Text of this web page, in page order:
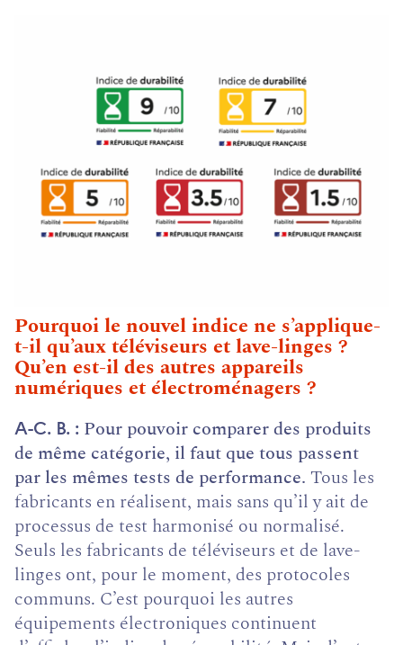
Pourquoi le nouvel indice ne s’applique-
t-il qu’aux téléviseurs et lave-linges ?
Qu’en est-il des autres appareils
numériques et électroménagers ?
A-C. B.
Pour pouvoir comparer des produits
de même catégorie, il faut que tous passent
par les mêmes tests de performance. Tous les
fabricants en réalisent, mais sans qu’il y ait de
processus de test harmonisé ou normalisé.
Seuls les fabricants de téléviseurs et de lave-
linges ont, pour le moment, des protocoles
communs. C’est pourquoi les autres
équipements électroniques continuent